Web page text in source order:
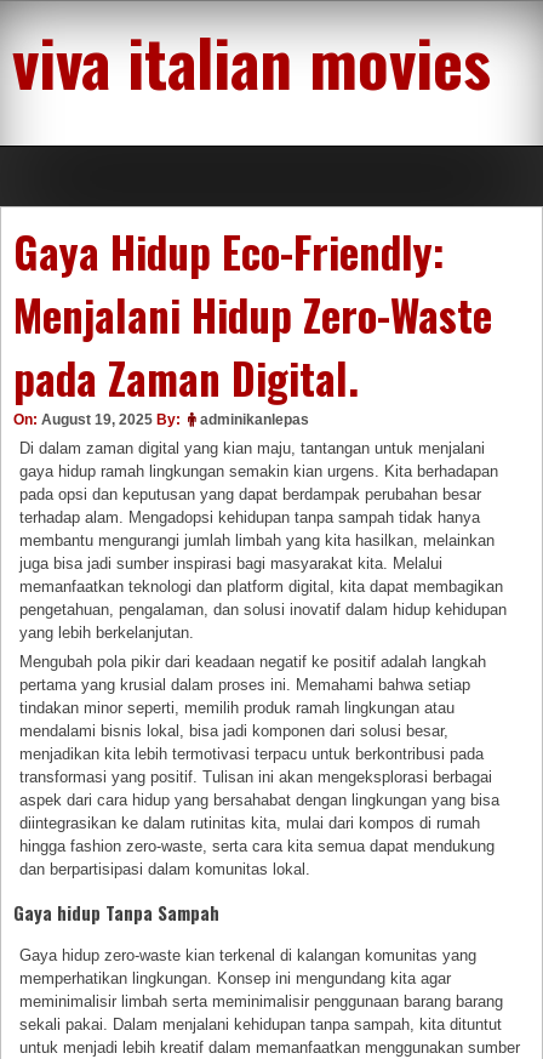
content
viva italian movies
Gaya Hidup Eco-Friendly:
Menjalani Hidup Zero-Waste
pada Zaman Digital.
On: August 19, 2025 By: adminikanlepas
Di dalam zaman digital yang kian maju, tantangan untuk menjalani
gaya hidup ramah lingkungan semakin kian urgens. Kita berhadapan
pada opsi dan keputusan yang dapat berdampak perubahan besar
terhadap alam. Mengadopsi kehidupan tanpa sampah tidak hanya
membantu mengurangi jumlah limbah yang kita hasilkan, melainkan
juga bisa jadi sumber inspirasi bagi masyarakat kita. Melalui
memanfaatkan teknologi dan platform digital, kita dapat membagikan
pengetahuan, pengalaman, dan solusi inovatif dalam hidup kehidupan
yang lebih berkelanjutan.
Mengubah pola pikir dari keadaan negatif ke positif adalah langkah
pertama yang krusial dalam proses ini. Memahami bahwa setiap
tindakan minor seperti, memilih produk ramah lingkungan atau
mendalami bisnis lokal, bisa jadi komponen dari solusi besar,
menjadikan kita lebih termotivasi terpacu untuk berkontribusi pada
transformasi yang positif. Tulisan ini akan mengeksplorasi berbagai
aspek dari cara hidup yang bersahabat dengan lingkungan yang bisa
diintegrasikan ke dalam rutinitas kita, mulai dari kompos di rumah
hingga fashion zero-waste, serta cara kita semua dapat mendukung
dan berpartisipasi dalam komunitas lokal.
Gaya hidup Tanpa Sampah
Gaya hidup zero-waste kian terkenal di kalangan komunitas yang
memperhatikan lingkungan. Konsep ini mengundang kita agar
meminimalisir limbah serta meminimalisir penggunaan barang barang
sekali pakai. Dalam menjalani kehidupan tanpa sampah, kita dituntut
untuk menjadi lebih kreatif dalam memanfaatkan menggunakan sumber